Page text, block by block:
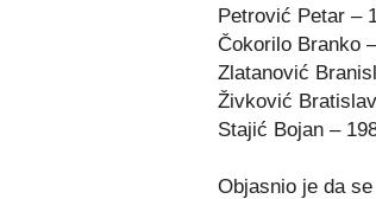
Petrović Petar –
Čokorilo Branko
Zlatanović
Živković
Stajić Bojan –
Objasnio je da